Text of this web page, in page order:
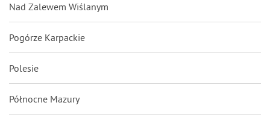
Nad Zalewem Wiślanym
Pogórze Karpackie
Polesie
Północne Mazury